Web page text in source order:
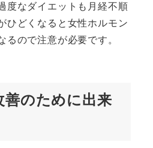
度なダイエットも月経不順
ひどくなると女性ホルモン
るので注意が必要です。
善のために出来